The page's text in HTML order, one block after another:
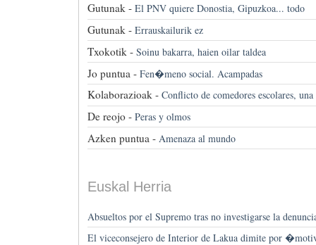
Gutunak - El PNV quiere Donostia, Gipuzkoa... todo
Gutunak - Errauskailurik ez
Txokotik - Soinu bakarra, haien oilar taldea
Jo puntua - Fen�meno social. Acampadas
Kolaborazioak - Conflicto de comedores escolares,
De reojo - Peras y olmos
Azken puntua - Amenaza al mundo
Euskal Herria
Absueltos por el Supremo tras no investigarse la
El viceconsejero de Interior de Lakua dimite por